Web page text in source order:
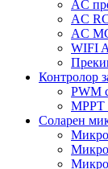
AC
AC
AC
WIFI
Контролор
PWM
MPPT
Соларен
Микро
Микро
Микро